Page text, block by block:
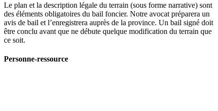
Le plan et la description légale du terrain (sous forme narrative) sont
des éléments obligatoires du bail foncier. Notre avocat préparera un
avis de bail et l’enregistrera auprès de la province. Un bail signé doit
être conclu avant que ne débute quelque modification du terrain que
ce soit.
Personne-ressource